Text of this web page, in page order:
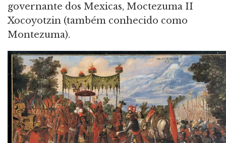
governante dos Mexicas, Moctezuma II
Xocoyotzin (também conhecido como
Montezuma).